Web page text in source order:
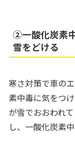
➁一酸化炭素
雪をどける
寒さ対策で車の
素中毒に気をつ
が雪でおおわれ
し、一酸化炭素